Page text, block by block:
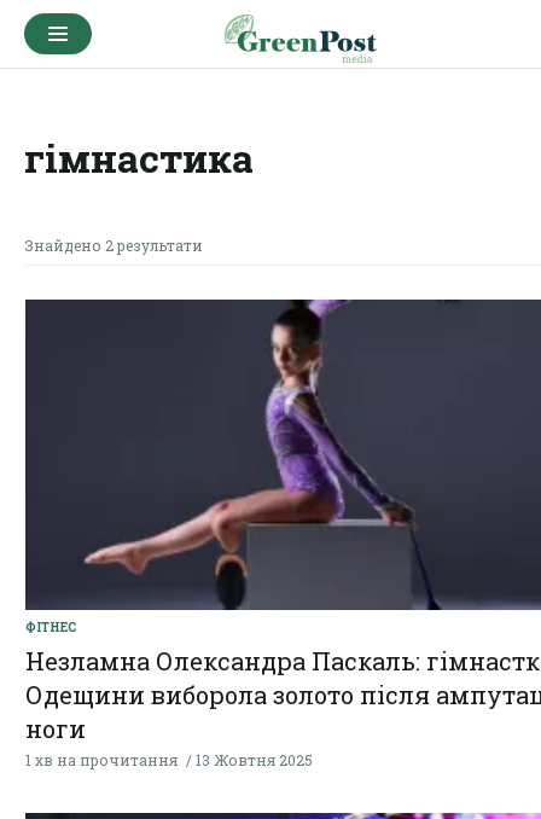
гімнастика
Знайдено 2 результати
ФІТНЕС
Незламна Олександра Паскаль:
Одещини виборола золото після
ноги
1 хв на прочитання 13 Жовтня 2025